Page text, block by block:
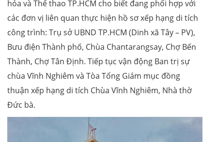
hóa và Thể thao TP.HCM cho biết đang phối hợp với
các đơn vị liên quan thực hiện hồ sơ xếp hạng di tích
công trình: Trụ sở UBND TP.HCM (Dinh xã Tây – PV),
Bưu điện Thành phố, Chùa Chantarangsay, Chợ Bến
Thành, Chợ Tân Định. Tiếp tục vận động Ban trị sự
chùa Vĩnh Nghiêm và Tòa Tổng Giám mục đồng
thuận xếp hạng di tích Chùa Vĩnh Nghiêm, Nhà thờ
Đức bà.